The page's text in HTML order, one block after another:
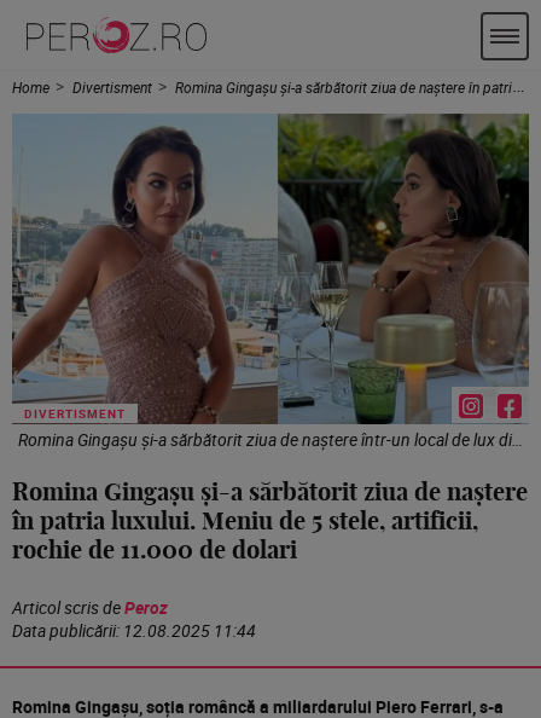
Home Divertisment Romina Gingașu și-a sărbătorit ziua de naștere în patria luxului. Meniu de 5 stele, artificii, rochie de 11.000 de dolari
DIVERTISMENT
Romina Gingașu și-a sărbătorit ziua de naștere într-un local de lux din Monte Carlo. / Foto: Instagram
Romina Gingașu și-a sărbătorit ziua de naștere
în patria luxului. Meniu de 5 stele, artificii,
rochie de 11.000 de dolari
Articol scris dePeroz
Data publicării: 12.08.2025 11:44
Romina Gingașu, soția româncă a miliardarului Piero Ferrari, s-a